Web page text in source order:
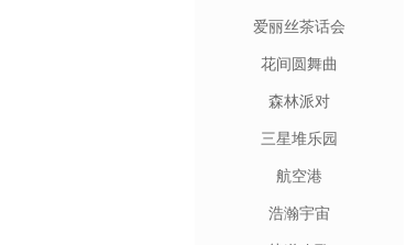
爱丽丝茶话会
花间圆舞曲
森林派对
三星堆乐园
航空港
浩瀚宇宙